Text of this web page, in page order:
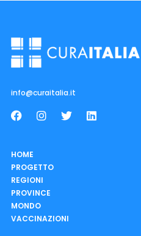
info@curaitalia.it
HOME
PROGETTO
REGIONI
PROVINCE
MONDO
VACCINAZIONI